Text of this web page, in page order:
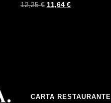
12,25€ 11,64 €
CARTA RESTAURANTE